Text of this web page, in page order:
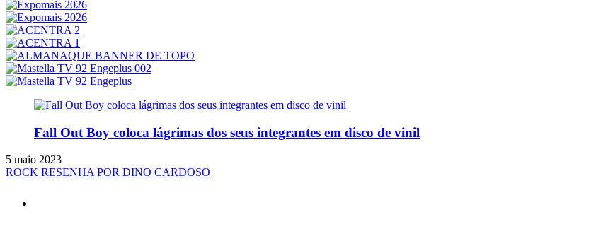
Fall Out Boy coloca lágrimas dos seus integrantes em disco de vinil
5 maio 2023
ROCK RESENHA POR DINO CARDOSO